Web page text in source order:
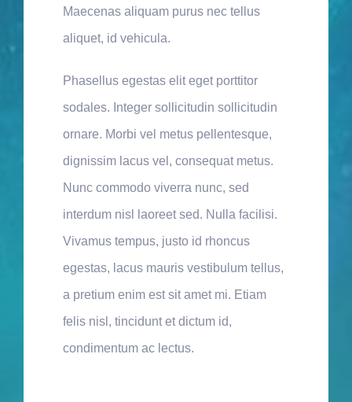
Maecenas aliquam purus nec tellus
aliquet, id vehicula.
Phasellus egestas elit eget porttitor
sodales. Integer sollicitudin sollicitudin
ornare. Morbi vel metus pellentesque,
dignissim lacus vel, consequat metus.
Nunc commodo viverra nunc, sed
interdum nisl laoreet sed. Nulla facilisi.
Vivamus tempus, justo id rhoncus
egestas, lacus mauris vestibulum tellus,
a pretium enim est sit amet mi. Etiam
felis nisl, tincidunt et dictum id,
condimentum ac lectus.